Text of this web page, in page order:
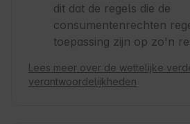
dit dat de regels die de
consumentenrechten
toepassing zijn op zo'n
Lees meer over de wettelijke
verantwoordelijkheden